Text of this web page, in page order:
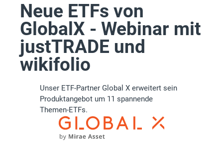
Neue ETFs von
GlobalX - Webinar mit
justTRADE und
wikifolio
Unser ETF-Partner Global X erweitert sein
Produktangebot um 11 spannende
Themen-ETFs.